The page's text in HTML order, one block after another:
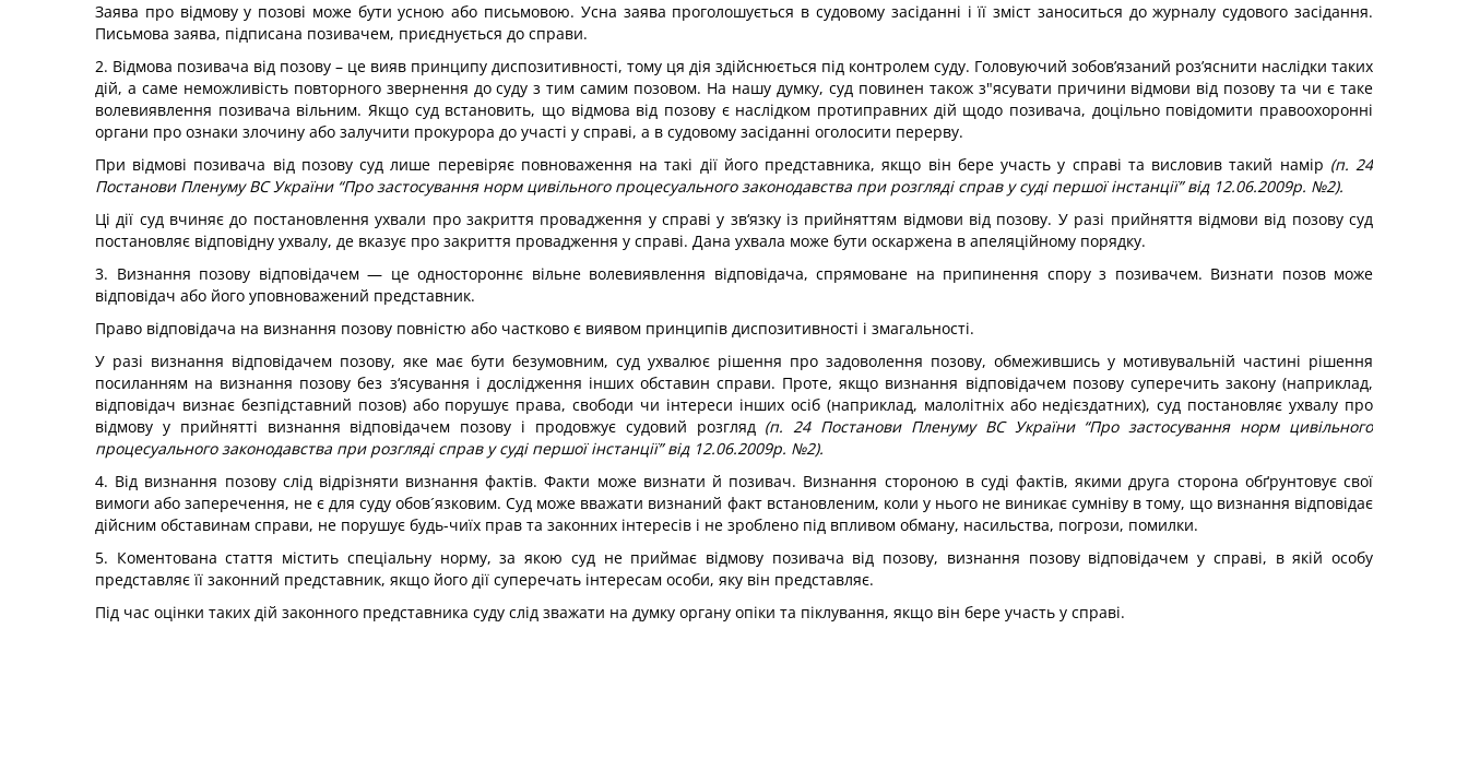
Заява про відмову у позові може бути усною або письмовою. Усна заява проголошується в судовому засіданні і її зміст заноситься до журналу судового засідання.
Письмова заява, підписана позивачем, приєднується до справи.
2. Відмова позивача від позову – це вияв принципу диспозитивності, тому ця дія здійснюється під контролем суду. Головуючий зобов’язаний роз’яснити наслідки таких
дій, а саме неможливість повторного звернення до суду з тим самим позовом. На нашу думку, суд повинен також з"ясувати причини відмови від позову та чи є таке
волевиявлення позивача вільним. Якщо суд встановить, що відмова від позову є наслідком протиправних дій щодо позивача, доцільно повідомити правоохоронні
органи про ознаки злочину або залучити прокурора до участі у справі, а в судовому засіданні оголосити перерву.
При відмові позивача від позову суд лише перевіряє повноваження на такі дії його представника, якщо він бере участь у справі та висловив такий намір (п. 24
Постанови Пленуму ВС України “Про застосування норм цивільного процесуального законодавства при розгляді справ у суді першої інстанції” від 12.06.2009р. №2).
Ці дії суд вчиняє до постановлення ухвали про закриття провадження у справі у зв‘язку із прийняттям відмови від позову. У разі прийняття відмови від позову суд
постановляє відповідну ухвалу, де вказує про закриття провадження у справі. Дана ухвала може бути оскаржена в апеляційному порядку.
3. Визнання позову відповідачем — це одностороннє вільне волевиявлення відповідача, спрямоване на припинення спору з позивачем. Визнати позов може
відповідач або його уповноважений представник.
Право відповідача на визнання позову повністю або частково є виявом принципів диспозитивності і змагальності.
У разі визнання відповідачем позову, яке має бути безумовним, суд ухвалює рішення про задоволення позову, обмежившись у мотивувальній частині рішення
посиланням на визнання позову без з‘ясування і дослідження інших обставин справи. Проте, якщо визнання відповідачем позову суперечить закону (наприклад,
відповідач визнає безпідставний позов) або порушує права, свободи чи інтереси інших осіб (наприклад, малолітніх або недієздатних), суд постановляє ухвалу про
відмову у прийнятті визнання відповідачем позову і продовжує судовий розгляд (п. 24 Постанови Пленуму ВС України “Про застосування норм цивільного
процесуального законодавства при розгляді справ у суді першої інстанції” від 12.06.2009р. №2).
4. Від визнання позову слід відрізняти визнання фактів. Факти може визнати й позивач. Визнання стороною в суді фактів, якими друга сторона обґрунтовує свої
вимоги або заперечення, не є для суду обов´язковим. Суд може вважати визнаний факт встановленим, коли у нього не виникає сумніву в тому, що визнання відповідає
дійсним обставинам справи, не порушує будь-чиїх прав та законних інтересів і не зроблено під впливом обману, насильства, погрози, помилки.
5. Коментована стаття містить спеціальну норму, за якою суд не приймає відмову позивача від позову, визнання позову відповідачем у справі, в якій особу
представляє її законний представник, якщо його дії суперечать інтересам особи, яку він представляє.
Під час оцінки таких дій законного представника суду слід зважати на думку органу опіки та піклування, якщо він бере участь у справі.